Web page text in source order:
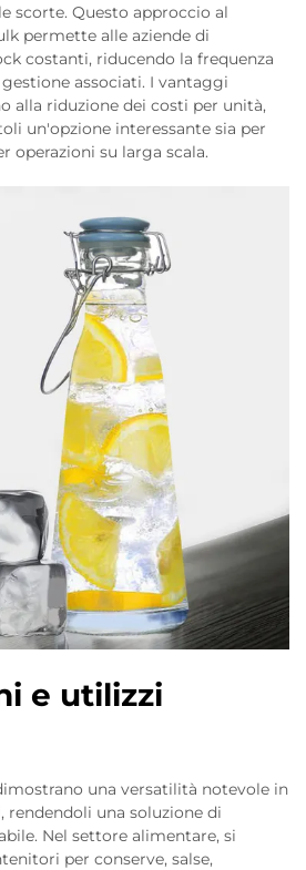
scorte. Questo approccio al
permette alle aziende di
costanti, riducendo la frequenza
associati. I vantaggi
alla riduzione dei costi per unità,
un'opzione interessante sia per
operazioni su larga scala.
e utilizzi
una versatilità notevole in
rendendoli una soluzione di
Nel settore alimentare, si
per conserve, salse,